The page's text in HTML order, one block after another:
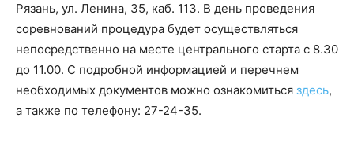
Рязань, ул. Ленина, 35, каб. 113. В день проведения
соревнований процедура будет осуществляться
непосредственно на месте центрального старта с 8.30
до 11.00. С подробной информацией и перечнем
необходимых документов можно ознакомиться здесь,
а также по телефону: 27-24-35.